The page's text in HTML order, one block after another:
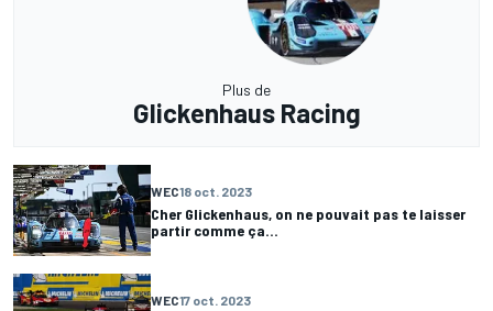
Plus de
Glickenhaus Racing
WEC18 oct. 2023
Cher Glickenhaus, on ne pouvait pas te laisser
partir comme ça...
WEC17 oct. 2023